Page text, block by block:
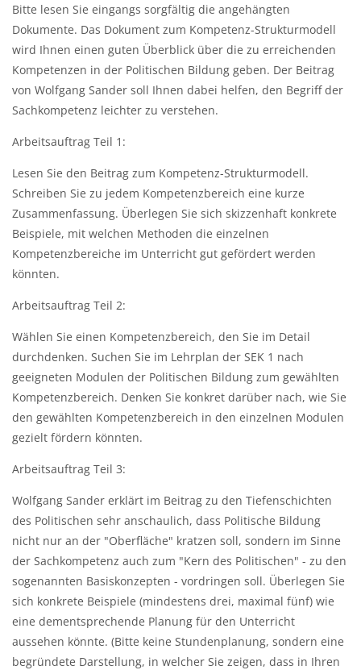
Bitte lesen Sie eingangs sorgfältig die angehängten
Dokumente. Das Dokument zum Kompetenz-Strukturmodell
wird Ihnen einen guten Überblick über die zu erreichenden
Kompetenzen in der Politischen Bildung geben. Der Beitrag
von Wolfgang Sander soll Ihnen dabei helfen, den Begriff der
Sachkompetenz leichter zu verstehen.
Arbeitsauftrag Teil 1:
Lesen Sie den Beitrag zum Kompetenz-Strukturmodell.
Schreiben Sie zu jedem Kompetenzbereich eine kurze
Zusammenfassung. Überlegen Sie sich skizzenhaft konkrete
Beispiele, mit welchen Methoden die einzelnen
Kompetenzbereiche im Unterricht gut gefördert werden
könnten.
Arbeitsauftrag Teil 2:
Wählen Sie einen Kompetenzbereich, den Sie im Detail
durchdenken. Suchen Sie im Lehrplan der SEK 1 nach
geeigneten Modulen der Politischen Bildung zum gewählten
Kompetenzbereich. Denken Sie konkret darüber nach, wie Sie
den gewählten Kompetenzbereich in den einzelnen Modulen
gezielt fördern könnten.
Arbeitsauftrag Teil 3:
Wolfgang Sander erklärt im Beitrag zu den Tiefenschichten
des Politischen sehr anschaulich, dass Politische Bildung
nicht nur an der "Oberfläche" kratzen soll, sondern im Sinne
der Sachkompetenz auch zum "Kern des Politischen" - zu den
sogenannten Basiskonzepten - vordringen soll. Überlegen Sie
sich konkrete Beispiele (mindestens drei, maximal fünf) wie
eine dementsprechende Planung für den Unterricht
aussehen könnte. (Bitte keine Stundenplanung, sondern eine
begründete Darstellung, in welcher Sie zeigen, dass in Ihren